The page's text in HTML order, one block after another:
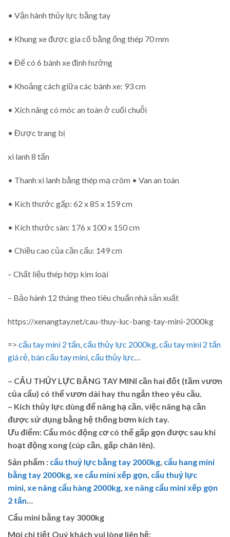
• Vận hành thủy lực bằng tay
• Khung xe được gia cố bằng ống thép 70 mm
• Đế có 6 bánh xe định hướng
• Khoảng cách giữa các bánh xe: 93 cm
• Xích nâng có móc an toàn ở cuối chuỗi
• Được trang bị
xi lanh 8 tấn
• Thanh xi lanh bằng thép mạ crôm • Van an toàn
• Kích thước gấp: 62 x 85 x 159 cm
• Kích thước sàn: 176 x 100 x 150 cm
• Chiều cao của cần cẩu: 149 cm
– Chất liệu thép hợp kim loại
– Bảo hành 12 tháng theo tiêu chuẩn nhà sản xuất
https://xenangtay.net/cau-thuy-luc-bang-tay-mini-2000kg
=> cẩu tay mini 2 tấn,cẩu thủy lực 2000kg,cẩu tay mini 2 tấn
giá rẻ, bán cẩu tay mini,cẩu thủy lực…
– CẨU THỦY LỰC BẰNG TAY MINI cần hai đốt (tầm vươn
của cẩu) có thể vươn dài hay thu ngắn theo yêu cầu.
– Kích thủy lực dùng để nâng hạ cần, việc nâng hạ cần
được sử dụng bằng hệ thống bơm kích tay.
Ưu điểm: Cẩu móc động cơ có thể gấp gọn được sau khi
hoạt động xong (cúp cần, gấp chân lên).
Sản phẩm : cẩu thuỷ lực bằng tay 2000kg, cẩu hang mini
bằng tay 2000kg, xe cẩu mini xếp gọn, cẩu thuỷ lực
mini, xe nâng cẩu hàng 2000kg, xe nâng cẩu mini xếp gọn
2 tấn…
Cẩu mini bằng tay 3000kg
Mọi chi tiết Quý khách vui lòng liên hệ: